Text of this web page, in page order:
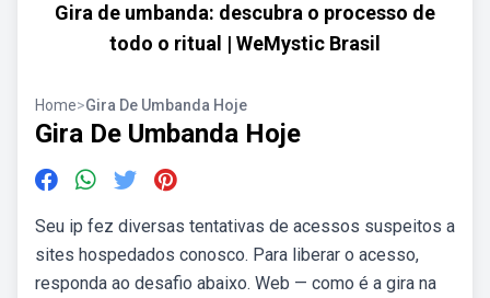
Gira de umbanda: descubra o processo de
todo o ritual | WeMystic Brasil
Home>Gira De Umbanda Hoje
Gira De Umbanda Hoje
Seu ip fez diversas tentativas de acessos suspeitos a
sites hospedados conosco. Para liberar o acesso,
responda ao desafio abaixo. Web — como é a gira na